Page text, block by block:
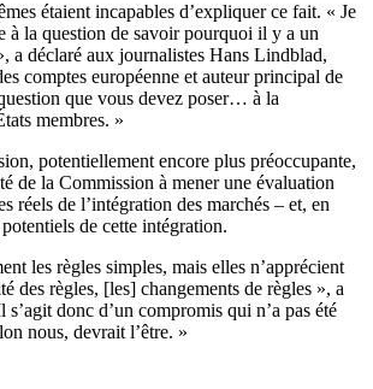
étaient incapables d’expliquer ce fait. « Je
à la question de savoir pourquoi il y a un
a déclaré aux journalistes Hans Lindblad,
comptes européenne et auteur principal de
que vous devez poser… à la
membres. »
potentiellement encore plus préoccupante,
de la Commission à mener une évaluation
réels de l’intégration des marchés – et, en
potentiels de cette intégration.
les règles simples, mais elles n’apprécient
des règles, [les] changements de règles », a
donc d’un compromis qui n’a pas été
nous, devrait l’être. »